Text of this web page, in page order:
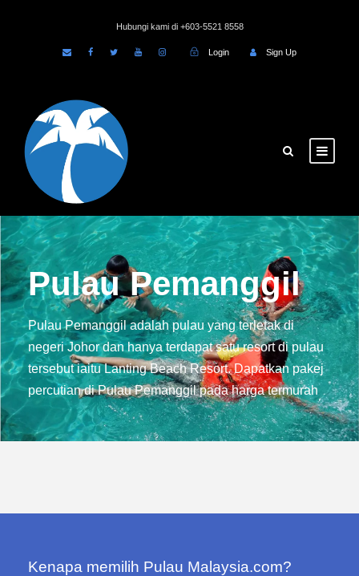
Hubungi kami di +603-5521 8558
Login Sign Up
Pulau Pemanggil
Pulau Pemanggil adalah pulau yang terletak di
negeri Johor dan hanya terdapat satu resort di pulau
tersebut iaitu Lanting Beach Resort. Dapatkan pakej
percutian di Pulau Pemanggil pada harga termurah
Kenapa memilih Pulau Malaysia.com?